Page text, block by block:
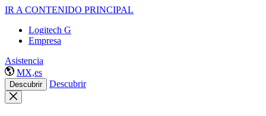
IR A CONTENIDO PRINCIPAL
Logitech G
Empresa
Asistencia
MX,es
Descubrir Descubrir